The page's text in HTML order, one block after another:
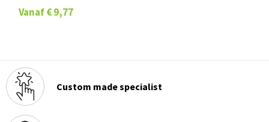
Vanaf € 9,77
Custom made specialist